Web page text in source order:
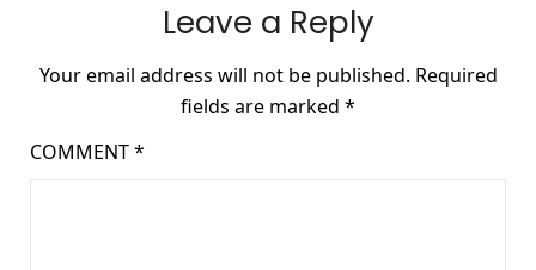
Leave a Reply
Your email address will not be published. Required
fields are marked *
COMMENT*